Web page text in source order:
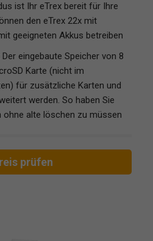
ist Ihr eTrex bereit für Ihre
den eTrex 22x mit
geeigneten Akkus betreiben
eingebaute Speicher von 8
Karte (nicht im
für zusätzliche Karten und
werden. So haben Sie
ohne alte löschen zu müssen
prüfen